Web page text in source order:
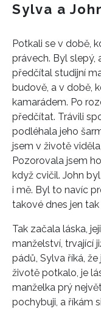
Sylva a
Potkali se v době,
právech. Byl slepý,
předčítal studijní
budově, a v době,
kamarádem. Po
předčítat. Trávili
podléhala jeho
jsem v životě
Pozorovala jsem
když cvičil. John
i mě. Byl to navíc
takové dnes jen tak
Tak začala láska,
manželství, trvající
pádů, Sylva říká,
životě potkalo, je
manželka prý
pochybuji, a říkám